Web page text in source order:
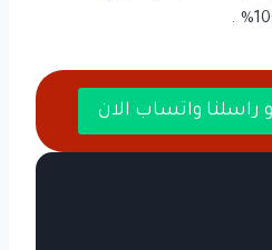
راسلنا واتساب الان